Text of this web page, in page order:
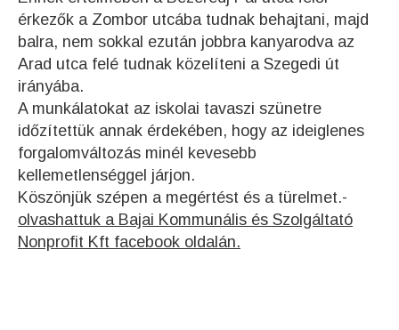
érkezők a Zombor utcába tudnak behajtani, majd
balra, nem sokkal ezután jobbra kanyarodva az
Arad utca felé tudnak közelíteni a Szegedi út
irányába.
A munkálatokat az iskolai tavaszi szünetre
időzítettük annak érdekében, hogy az ideiglenes
forgalomváltozás minél kevesebb
kellemetlenséggel járjon.
Köszönjük szépen a megértést és a türelmet.-
olvashattuk a Bajai Kommunális és Szolgáltató
Nonprofit Kft facebook oldalán.